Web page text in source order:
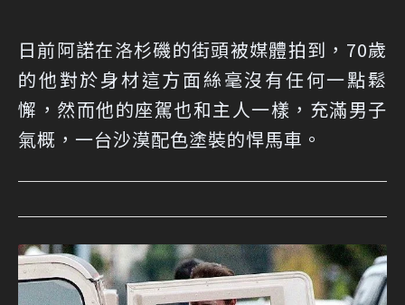
日前阿諾在洛杉磯的街頭被媒體拍到，70歲
的他對於身材這方面絲毫沒有任何一點鬆
懈，然而他的座駕也和主人一樣，充滿男子
氣概，一台沙漠配色塗裝的悍馬車。